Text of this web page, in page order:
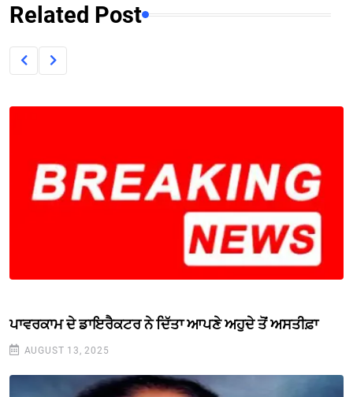
Related Post
ਪਾਵਰਕਾਮ ਦੇ ਡਾਇਰੈਕਟਰ ਨੇ ਦਿੱਤਾ ਆਪਣੇ ਅਹੁਦੇ ਤੋਂ ਅਸਤੀਫ਼ਾ
AUGUST 13, 2025